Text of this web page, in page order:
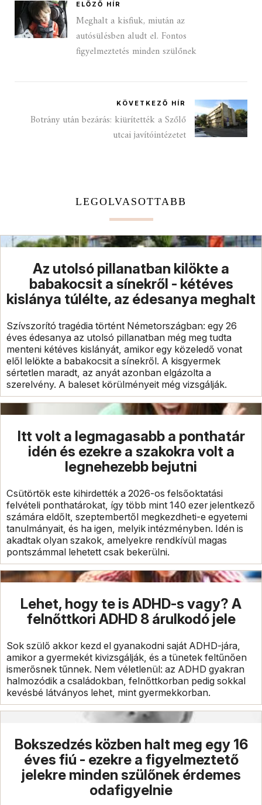
ELŐZŐ HÍR
Meghalt a kisfiuk, miután az
autósülésben aludt el. Fontos
figyelmeztetés minden szülőnek
KÖVETKEZŐ HÍR
Botrány után bezárás: kiürítették a Szőlő
utcai javítóintézetet
LEGOLVASOTTABB
Az utolsó pillanatban kilökte a
babakocsit a sínekről - kétéves
kislánya túlélte, az édesanya meghalt
Szívszorító tragédia történt Németországban: egy 26
éves édesanya az utolsó pillanatban még meg tudta
menteni kétéves kislányát, amikor egy közeledő vonat
elől lelökte a babakocsit a sínekről. A kisgyermek
sértetlen maradt, az anyát azonban elgázolta a
szerelvény. A baleset körülményeit még vizsgálják.
Itt volt a legmagasabb a ponthatár
idén és ezekre a szakokra volt a
legnehezebb bejutni
Csütörtök este kihirdették a 2026-os felsőoktatási
felvételi ponthatárokat, így több mint 140 ezer jelentkező
számára eldőlt, szeptembertől megkezdheti-e egyetemi
tanulmányait, és ha igen, melyik intézményben. Idén is
akadtak olyan szakok, amelyekre rendkívül magas
pontszámmal lehetett csak bekerülni.
Lehet, hogy te is ADHD-s vagy? A
felnőttkori ADHD 8 árulkodó jele
Sok szülő akkor kezd el gyanakodni saját ADHD-jára,
amikor a gyermekét kivizsgálják, és a tünetek feltűnően
ismerősnek tűnnek. Nem véletlenül: az ADHD gyakran
halmozódik a családokban, felnőttkorban pedig sokkal
kevésbé látványos lehet, mint gyermekkorban.
Bokszedzés közben halt meg egy 16
éves fiú - ezekre a figyelmeztető
jelekre minden szülőnek érdemes
odafigyelnie